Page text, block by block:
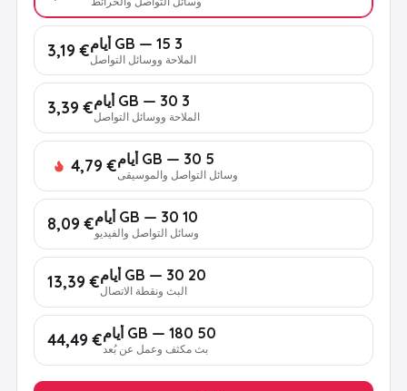
3 GB — 15 أيام
الملاحة ووسائل التواصل€ 3,19
3 GB — 30 أيام
الملاحة ووسائل التواصل€ 3,39
5 GB — 30 أيام
وسائل التواصل والموسيقى€ 4,79
10 GB — 30 أيام
وسائل التواصل والفيديو€ 8,09
20 GB — 30 أيام
البث ونقطة الاتصال€ 13,39
50 GB — 180 أيام
بث مكثف وعمل عن بُعد € 44,49